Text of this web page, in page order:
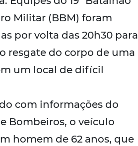
Militar (BBM) foram
por volta das 20h30 para
resgate do corpo de uma
um local de difícil
com informações do
Bombeiros, o veículo
homem de 62 anos, que